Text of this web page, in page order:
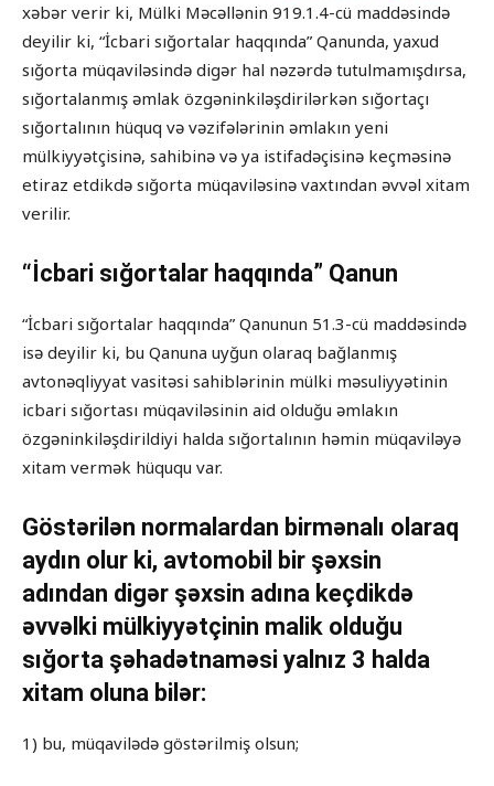
xəbər verir ki, Mülki Məcəllənin 919.1.4-cü maddəsində
deyilir ki, “İcbari sığortalar haqqında” Qanunda, yaxud
sığorta müqaviləsində digər hal nəzərdə tutulmamışdırsa,
sığortalanmış əmlak özgəninkiləşdirilərkən sığortaçı
sığortalının hüquq və vəzifələrinin əmlakın yeni
mülkiyyətçisinə, sahibinə və ya istifadəçisinə keçməsinə
etiraz etdikdə sığorta müqaviləsinə vaxtından əvvəl xitam
verilir.
“İcbari sığortalar haqqında” Qanun
“İcbari sığortalar haqqında” Qanunun 51.3-cü maddəsində
isə deyilir ki, bu Qanuna uyğun olaraq bağlanmış
avtonəqliyyat vasitəsi sahiblərinin mülki məsuliyyətinin
icbari sığortası müqaviləsinin aid olduğu əmlakın
özgəninkiləşdirildiyi halda sığortalının həmin müqaviləyə
xitam vermək hüququ var.
Göstərilən normalardan birmənalı olaraq
aydın olur ki, avtomobil bir şəxsin
adından digər şəxsin adına keçdikdə
əvvəlki mülkiyyətçinin malik olduğu
sığorta şəhadətnaməsi yalnız 3 halda
xitam oluna bilər:
1) bu, müqavilədə göstərilmiş olsun;